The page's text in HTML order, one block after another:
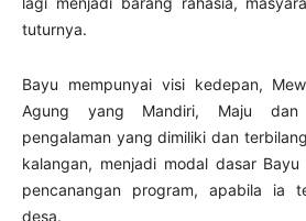
tuturnya.
Bayu mempunyai visi kedepan,
Agung yang Mandiri, Maju dan
pengalaman yang dimiliki dan
kalangan, menjadi modal dasar
pencanangan program, apabila ia
desa.